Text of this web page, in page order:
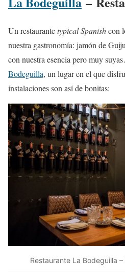
Un restaurantetypical Spanishcon
nuestra gastronomía: jamón de
con nuestra esencia pero muy
Bodeguilla, un lugar en el que
instalaciones son así de bonitas:
Restaurante La Bodeguilla